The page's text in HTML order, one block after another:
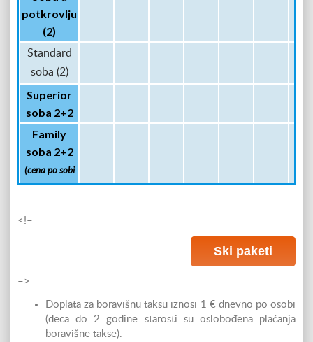
potkrovlju
(2)
Standard
soba (2)
Superior
soba 2+2
Family
soba 2+2
(cena po sobi
(cena po app
za 4 osobe)
<!–
Ski paketi
–>
Doplata za boravišnu taksu iznosi 1 € dnevno po osobi
(deca do 2 godine starosti su oslobođena plaćanja
boravišne takse).